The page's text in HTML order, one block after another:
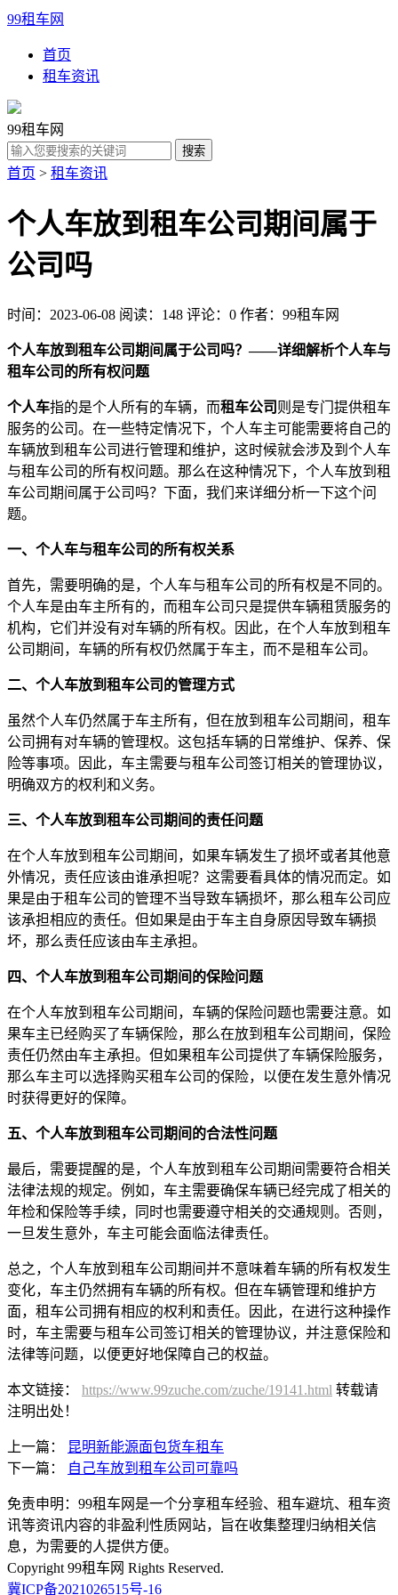
99租车网
首页
租车资讯
99租车网
首页 > 租车资讯
个人车放到租车公司期间属于
公司吗
时间：2023-06-08 阅读：148 评论：0 作者：99租车网
个人车放到租车公司期间属于公司吗？——详细解析个人车与
租车公司的所有权问题
个人车指的是个人所有的车辆，而租车公司 则是专门提供租车
服务的公司。在一些特定情况下，个人车主可能需要将自己的
车辆放到租车公司进行管理和维护，这时候就会涉及到个人车
与租车公司的所有权问题。那么在这种情况下，个人车放到租
车公司期间属于公司吗？下面，我们来详细分析一下这个问
题。
一、个人车与租车公司的所有权关系
首先，需要明确的是，个人车与租车公司的所有权是不同的。
个人车是由车主所有的，而租车公司只是提供车辆租赁服务的
机构，它们并没有对车辆的所有权。因此，在个人车放到租车
公司期间，车辆的所有权仍然属于车主，而不是租车公司。
二、个人车放到租车公司的管理方式
虽然个人车仍然属于车主所有，但在放到租车公司期间，租车
公司拥有对车辆的管理权。这包括车辆的日常维护、保养、保
险等事项。因此，车主需要与租车公司签订相关的管理协议，
明确双方的权利和义务。
三、个人车放到租车公司期间的责任问题
在个人车放到租车公司期间，如果车辆发生了损坏或者其他意
外情况，责任应该由谁承担呢？这需要看具体的情况而定。如
果是由于租车公司的管理不当导致车辆损坏，那么租车公司应
该承担相应的责任。但如果是由于车主自身原因导致车辆损
坏，那么责任应该由车主承担。
四、个人车放到租车公司期间的保险问题
在个人车放到租车公司期间，车辆的保险问题也需要注意。如
果车主已经购买了车辆保险，那么在放到租车公司期间，保险
责任仍然由车主承担。但如果租车公司提供了车辆保险服务，
那么车主可以选择购买租车公司的保险，以便在发生意外情况
时获得更好的保障。
五、个人车放到租车公司期间的合法性问题
最后，需要提醒的是，个人车放到租车公司期间需要符合相关
法律法规的规定。例如，车主需要确保车辆已经完成了相关的
年检和保险等手续，同时也需要遵守相关的交通规则。否则，
一旦发生意外，车主可能会面临法律责任。
总之，个人车放到租车公司期间并不意味着车辆的所有权发生
变化，车主仍然拥有车辆的所有权。但在车辆管理和维护方
面，租车公司拥有相应的权利和责任。因此，在进行这种操作
时，车主需要与租车公司签订相关的管理协议，并注意保险和
法律等问题，以便更好地保障自己的权益。
本文链接： https://www.99zuche.com/zuche/19141.html 转载请
注明出处！
上一篇：
昆明新能源面包货车租车
下一篇：
自己车放到租车公司可靠吗
免责申明：99租车网是一个分享租车经验、租车避坑、租车资
讯等资讯内容的非盈利性质网站，旨在收集整理归纳相关信
息，为需要的人提供方便。
Copyright 99租车网 Rights Reserved.
冀ICP备2021026515号-16